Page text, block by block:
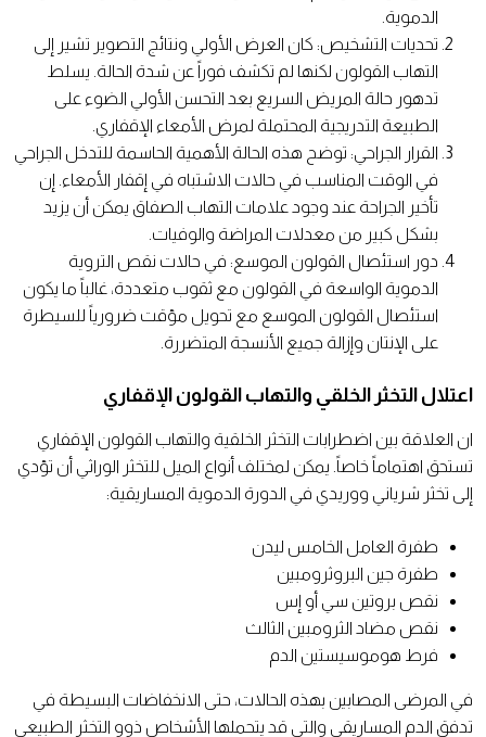
الدموية.
تحديات التشخيص: كان العرض الأولي ونتائج التصوير تشير إلى
التهاب القولون لكنها لم تكشف فوراً عن شدة الحالة. يسلط
تدهور حالة المريض السريع بعد التحسن الأولي الضوء على
الطبيعة التدريجية المحتملة لمرض الأمعاء الإقفاري.
القرار الجراحي: توضح هذه الحالة الأهمية الحاسمة للتدخل الجراحي
في الوقت المناسب في حالات الاشتباه في إقفار الأمعاء. إن
تأخير الجراحة عند وجود علامات التهاب الصفاق يمكن أن يزيد
بشكل كبير من معدلات المراضة والوفيات.
دور استئصال القولون الموسع: في حالات نقص التروية
الدموية الواسعة في القولون مع ثقوب متعددة، غالباً ما يكون
استئصال القولون الموسع مع تحويل مؤقت ضرورياً للسيطرة
على الإنتان وإزالة جميع الأنسجة المتضررة.
اعتلال التخثر الخلقي والتهاب القولون الإقفاري
ان العلاقة بين اضطرابات التخثر الخلقية والتهاب القولون الإقفاري
تستحق اهتماماً خاصاً. يمكن لمختلف أنواع الميل للتخثر الوراثي أن تؤدي
إلى تخثر شرياني ووريدي في الدورة الدموية المساريقية:
طفرة العامل الخامس ليدن
طفرة جين البروثرومبين
نقص بروتين سي أو إس
نقص مضاد الثرومبين الثالث
فرط هوموسيستين الدم
في المرضى المصابين بهذه الحالات، حتى الانخفاضات البسيطة في
تدفق الدم المساريقي والتي قد يتحملها الأشخاص ذوو التخثر الطبيعي